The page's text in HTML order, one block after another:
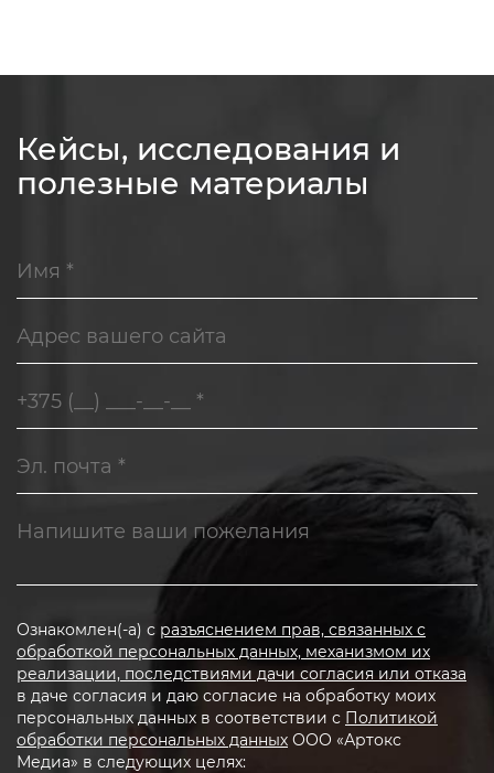
Кейсы, исследования и
полезные материалы
Ознакомлен(-а) с разъяснением прав, связанных с
обработкой персональных данных, механизмом их
реализации, последствиями дачи согласия или отказа
в даче согласия и даю согласие на обработку моих
персональных данных в соответствии с Политикой
обработки персональных данных ООО «Артокс
Медиа» в следующих целях: